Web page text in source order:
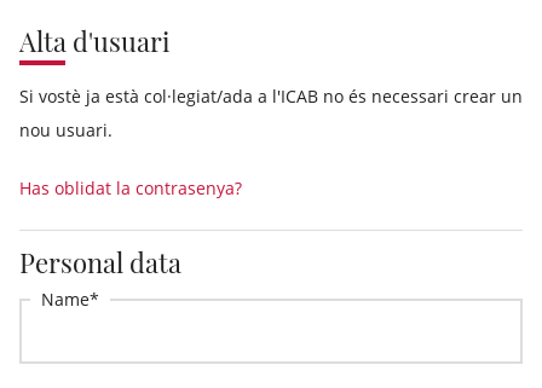
Alta d'usuari
Si vostè ja està col·legiat/ada a l'ICAB no és necessari crear un
nou usuari.
Has oblidat la contrasenya?
Personal data
Name